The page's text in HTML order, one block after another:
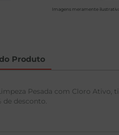
Imagens meramente
Produto
Pesada com Cloro
de desconto.